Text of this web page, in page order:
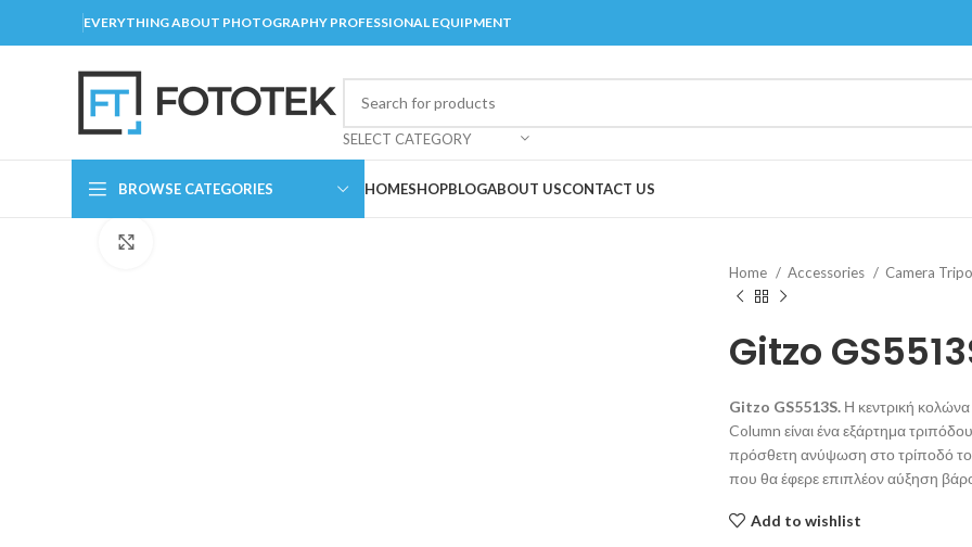
EVERYTHING ABOUT PHOTOGRAPHY PROFESSIONAL EQUIPMENT
SELECT CATEGORY
BROWSE CATEGORIES HOMESHOPBLOGABOUT USCONTACT US
Home Accessories Camera
Gitzo
Gitzo GS5513S. Η κεντρική
Column είναι ένα εξάρτημα
πρόσθετη ανύψωση στο τρίποδό
που θα έφερε επιπλέον αύξηση
Add to wishlist